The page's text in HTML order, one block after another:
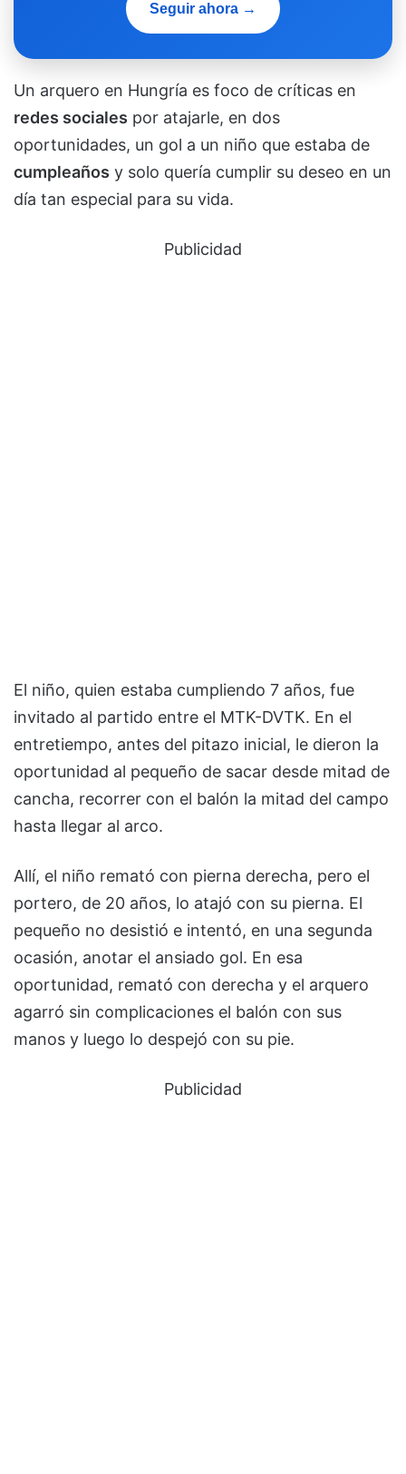
Seguir ahora →
Un arquero en Hungría es foco de críticas en
redes sociales por atajarle, en dos
oportunidades, un gol a un niño que estaba de
cumpleaños y solo quería cumplir su deseo en un
día tan especial para su vida.
Publicidad
El niño, quien estaba cumpliendo 7 años, fue
invitado al partido entre el MTK-DVTK. En el
entretiempo, antes del pitazo inicial, le dieron la
oportunidad al pequeño de sacar desde mitad de
cancha, recorrer con el balón la mitad del campo
hasta llegar al arco.
Allí, el niño remató con pierna derecha, pero el
portero, de 20 años, lo atajó con su pierna. El
pequeño no desistió e intentó, en una segunda
ocasión, anotar el ansiado gol. En esa
oportunidad, remató con derecha y el arquero
agarró sin complicaciones el balón con sus
manos y luego lo despejó con su pie.
Publicidad